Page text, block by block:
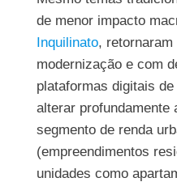
de menor impacto
Inquilinato, retornaram
modernização e com
plataformas digitais
alterar profundamente
segmento de renda
(empreendimentos
unidades como